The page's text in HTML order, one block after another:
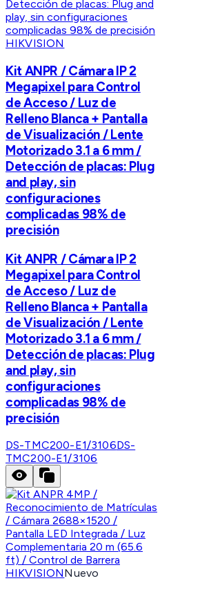
HIKVISION
Kit ANPR / Cámara IP 2
Megapixel para Control
de Acceso / Luz de
Relleno Blanca + Pantalla
de Visualización / Lente
Motorizado 3.1 a 6 mm /
Detección de placas: Plug
and play, sin
configuraciones
complicadas 98% de
precisión
Kit ANPR / Cámara IP 2
Megapixel para Control
de Acceso / Luz de
Relleno Blanca + Pantalla
de Visualización / Lente
Motorizado 3.1 a 6 mm /
Detección de placas: Plug
and play, sin
configuraciones
complicadas 98% de
precisión
DS-TMC200-E1/3106DS-
TMC200-E1/3106
HIKVISIONNuevo